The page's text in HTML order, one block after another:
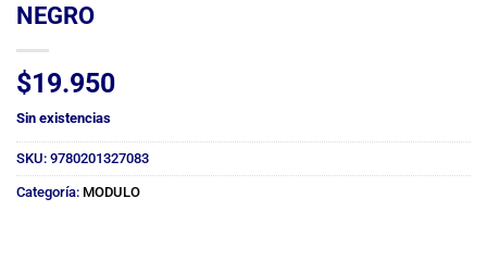
NEGRO
$19.950
Sin existencias
SKU: 9780201327083
Categoría: MODULO